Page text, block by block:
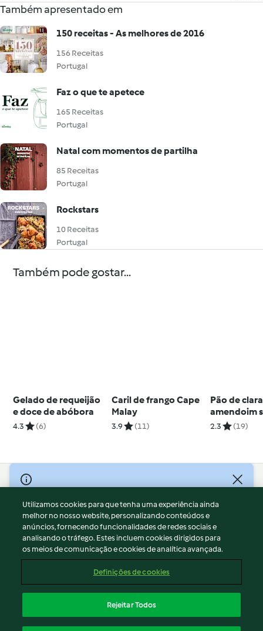
Também apresentado em
150 receitas - As melhores de 2016
156 Receitas
Portugal
Faz o que te apetece
165 Receitas
Portugal
Natal com momentos de partilha
85 Receitas
Portugal
Rockstars
10 Receitas
Portugal
Também pode gostar...
Gelado de requeijão
e doce de abóbora
4.3 (6)
Caril de frango Cape
Malay
3.9 (11)
Pão de
amendoim
glúten
2.3 (19)
© Copyright 2026
Termos de Utilização
Aviso sobre Proteção de Dados
Aviso
Apoio legal
Conteúdo do relatório
Declaração de acessibilidade
Utilizamos cookies para que tenha uma experiência ainda
melhor no nosso website, personalizando conteúdos e
anúncios, fornecendo funcionalidades de redes sociais e
analisando o tráfego. Estes incluem cookies dirigidos para
os meios de comunicação e cookies de analítica avançada.
Definições de cookies
Rejeitar Todos